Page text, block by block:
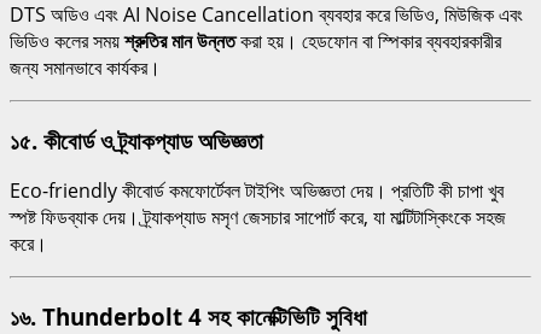
DTS অডিও এবং AI Noise Cancellation ব্যবহার করে ভিডিও, মিউজিক এবং
ভিডিও কলের সময়শ্রুতির মান উন্নতকরা হয়। হেডফোন বা স্পিকার ব্যবহারকারীর
জন্য সমানভাবে কার্যকর।
১৫. কীবোর্ড ও ট্র্যাকপ্যাড অভিজ্ঞতা
Eco-friendly কীবোর্ড কমফোর্টেবল টাইপিং অভিজ্ঞতা দেয়। প্রতিটি কী চাপা খুব
স্পষ্ট ফিডব্যাক দেয়। ট্র্যাকপ্যাড মসৃণ জেসচার সাপোর্ট করে, যা মাল্টিটাস্কিংকে সহজ
করে।
১৬. Thunderbolt 4 সহ কানেক্টিভিটি সুবিধা